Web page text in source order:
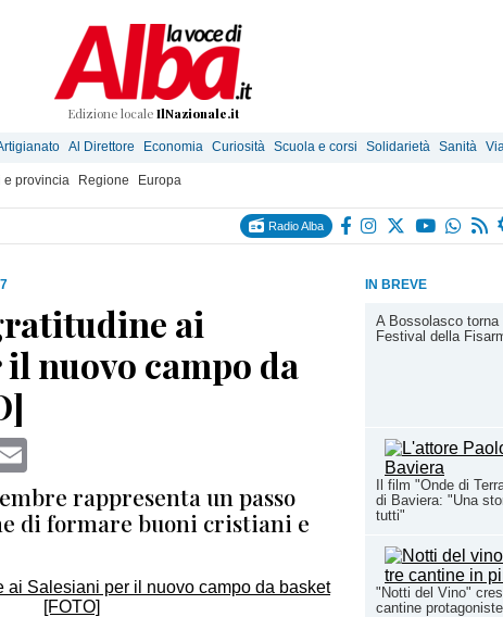
Edizione locale IlNazionale.it
Al Direttore Economia Curiosità Scuola e corsi Solidarietà Sanità
e provincia Regione Europa
Radio Alba
IN BREVE
A Bossolasco
Festival della
Il film "Onde di
di Baviera: "Una
tutti"
"Notti del Vino"
cantine
ai
nuovo campo da
rappresenta un passo
di formare buoni cristiani e